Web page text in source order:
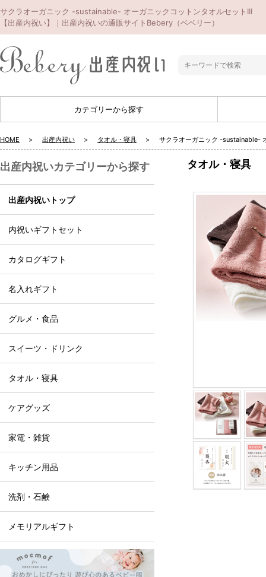
サクラオーガニック -sustainable- オーガニックコットンタオルセットIII
【出産内祝い】｜出産内祝いの通販サイトBebery（ベベリー）
カテゴリーから探す
HOME 出産内祝い タオル・寝具 サクラオーガニック -sustainable-
タオル・寝具
出産内祝いカテゴリーから探す
出産内祝いトップ
内祝いギフトセット
カタログギフト
名入れギフト
グルメ・食品
スイーツ・ドリンク
タオル・寝具
ケアグッズ
家電・雑貨
キッチン用品
洗剤・石鹸
メモリアルギフト